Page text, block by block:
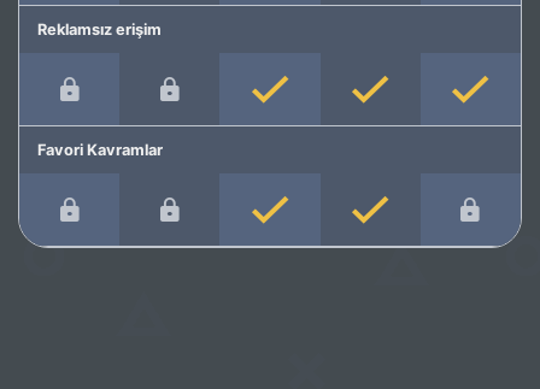
Reklamsız erişim
Favori Kavramlar